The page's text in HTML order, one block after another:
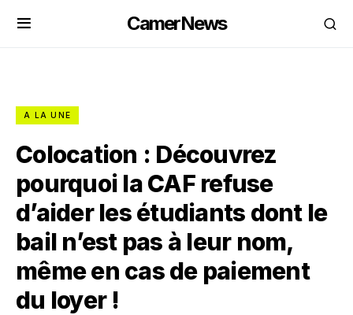
CamerNews
A LA UNE
Colocation : Découvrez
pourquoi la CAF refuse
d’aider les étudiants dont le
bail n’est pas à leur nom,
même en cas de paiement
du loyer !